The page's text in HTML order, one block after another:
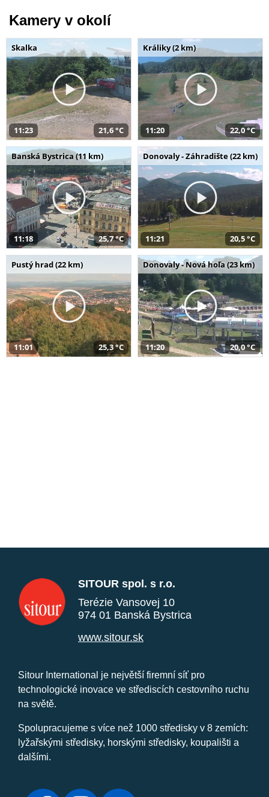
Kamery v okolí
Skalka
11:23 21,6 °C
Králiky (2 km)
11:20 22,0 °C
Banská Bystrica (11 km)
11:18 25,7 °C
Donovaly - Záhradište (22 km)
11:21 20,5 °C
Pustý hrad (22 km)
11:01 25,3 °C
Donovaly - Nová hoľa (23 km)
11:20 20,0 °C
SITOUR spol. s r.o.
Terézie Vansovej 10
974 01 Banská Bystrica
www.sitour.sk
Sitour International je největší firemní síť pro
technologické inovace ve střediscích cestovního ruchu
na světě.
Spolupracujeme s více než 1000 středisky v 8 zemích:
lyžařskými středisky, horskými středisky, koupališti a
dalšími.